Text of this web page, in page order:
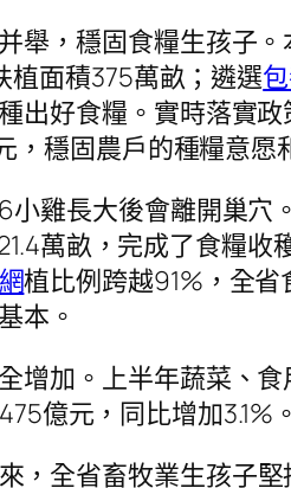
舉，穩固食糧生孩子
植面積375萬畝；遴選
出好食糧。實時落實政
，穩固農戶的種糧意愿
雞長大後會離開巢
萬畝，完成了食糧
植比例跨越91%，全
本。
增加。上半年蔬菜、
億元，同比增加3.1%。
，全省畜牧業生孩子